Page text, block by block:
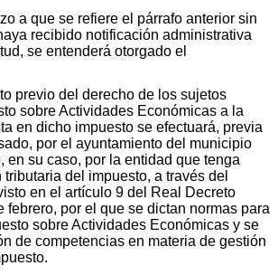
a que se refiere el párrafo anterior sin
recibido notificación administrativa
se entenderá otorgado el
previo del derecho de los sujetos
sobre Actividades Económicas a la
en dicho impuesto se efectuará, previa
por el ayuntamiento del municipio
en su caso, por la entidad que tenga
del impuesto, a través del
en el artículo 9 del Real Decreto
febrero, por el que se dictan normas para
sobre Actividades Económicas y se
de competencias en materia de gestión